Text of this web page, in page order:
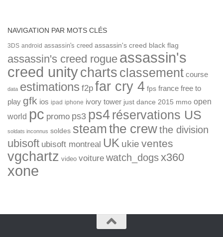
NAVIGATION PAR MOTS CLÉS
3DS android assassin's creed assassin's creed black flag
assassin's creed rogue assassin's
creed unitycharts classement course
data estimations f2p far cry 4 fps france free to
play gfk ios ipad iphone ivory tower just dance 2015 mmo open
world pc promo ps3 ps4réservations US
soldats inconnus soldes steamthe crewthe division
ubisoft ubisoft montreal UK ukie ventes
vgchartz video voiture watch_dogsx360
xone